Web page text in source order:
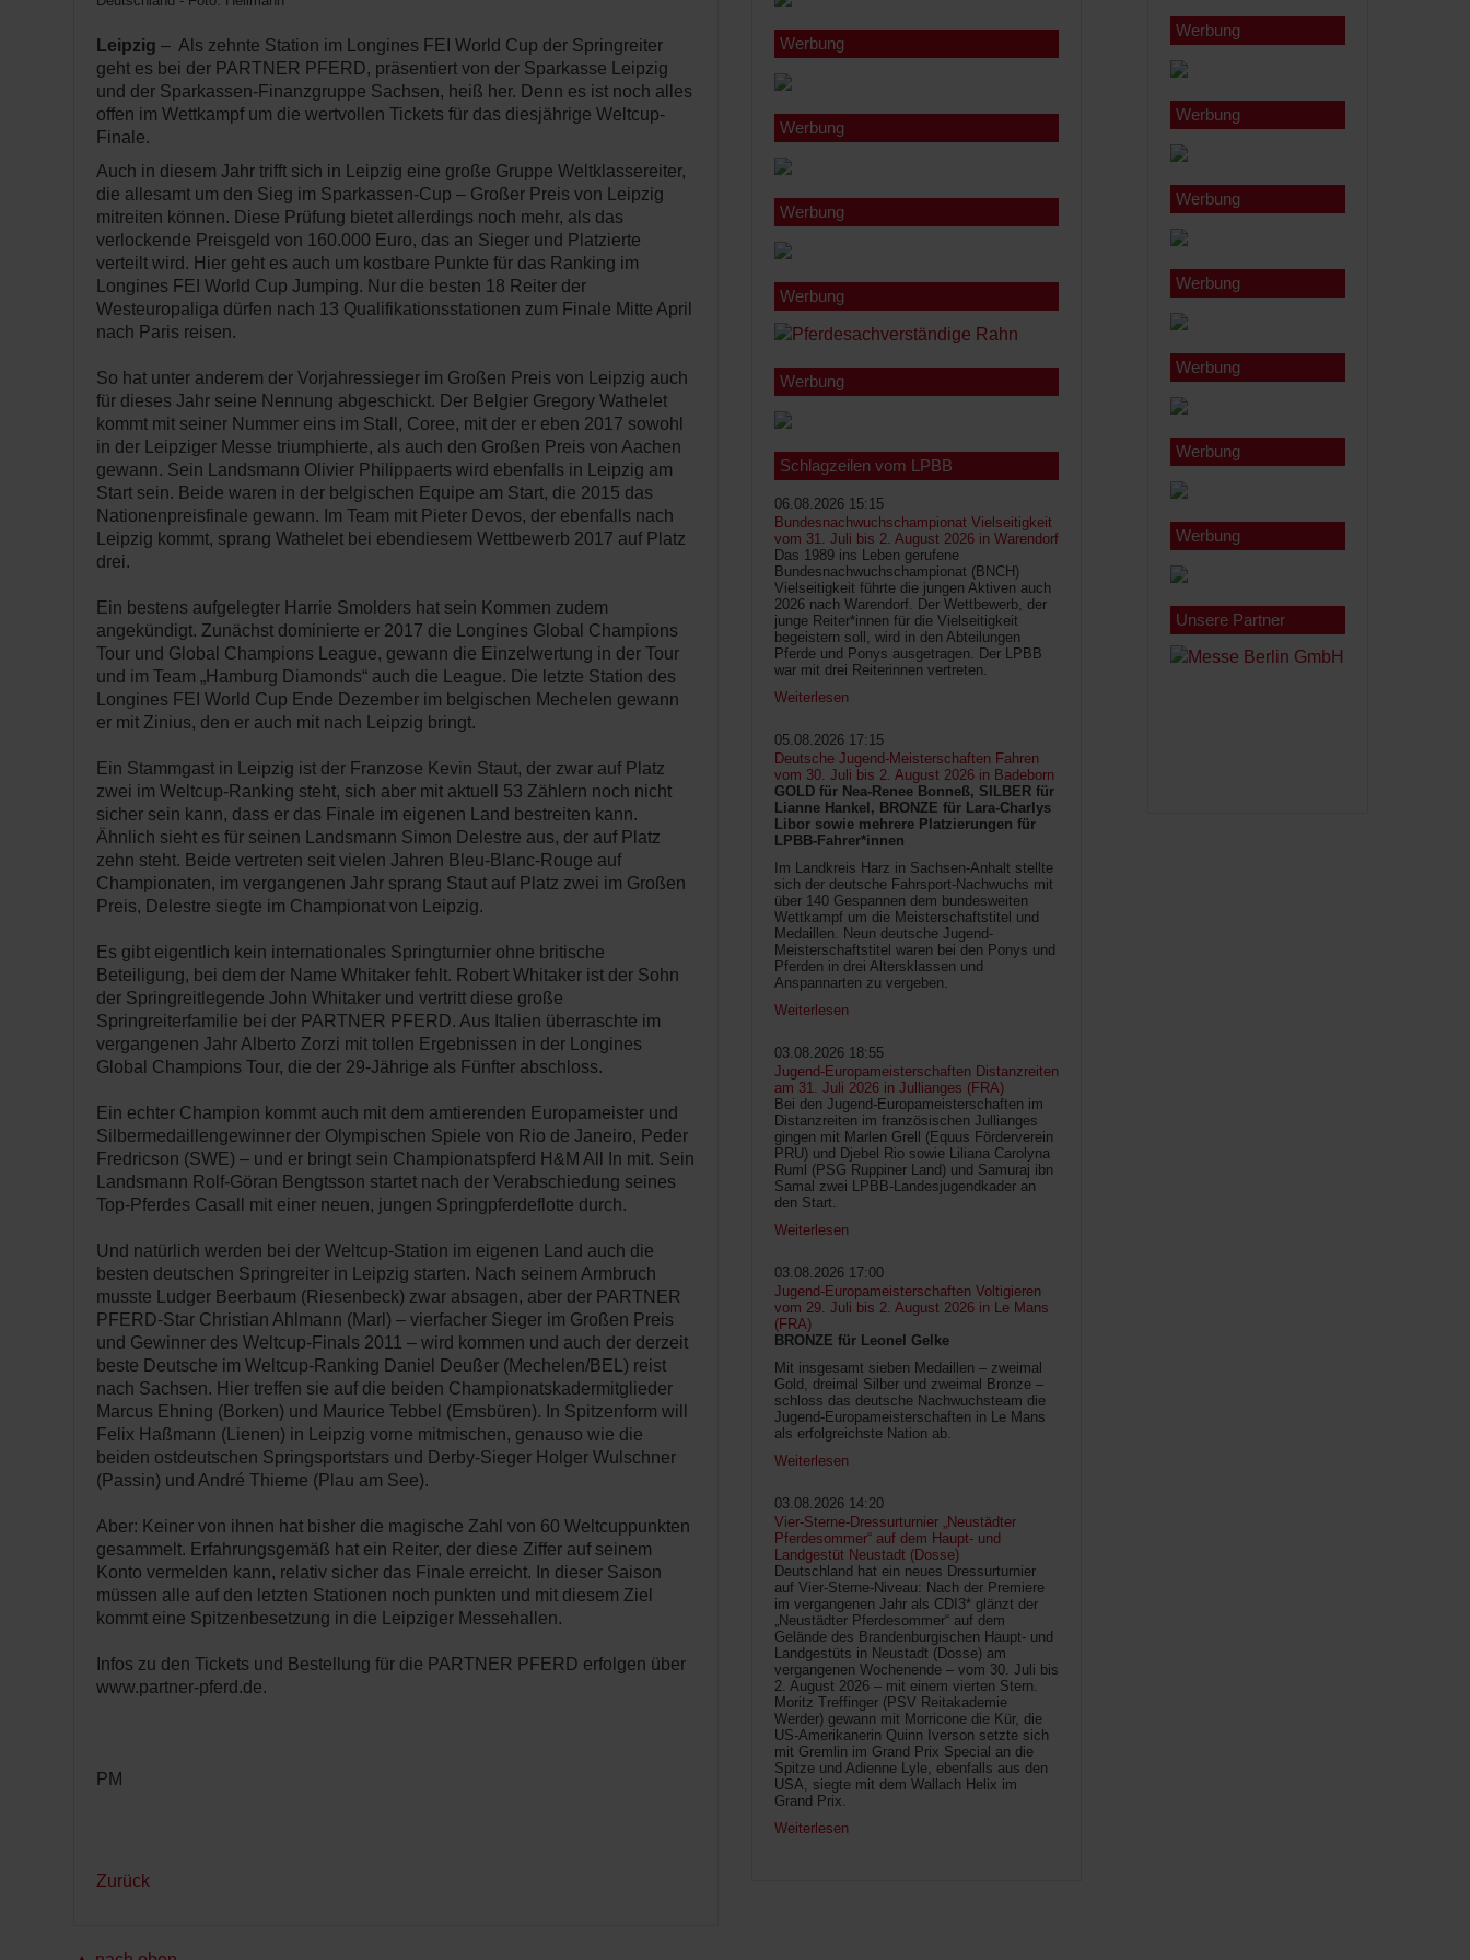
Leipzig – Als zehnte Station im Longines FEI World Cup der Springreiter
geht es bei der PARTNER PFERD, präsentiert von der Sparkasse Leipzig
und der Sparkassen-Finanzgruppe Sachsen, heiß her. Denn es ist noch alles
offen im Wettkampf um die wertvollen Tickets für das diesjährige Weltcup-
Finale.
Auch in diesem Jahr trifft sich in Leipzig eine große Gruppe Weltklassereiter,
die allesamt um den Sieg im Sparkassen-Cup – Großer Preis von Leipzig
mitreiten können. Diese Prüfung bietet allerdings noch mehr, als das
verlockende Preisgeld von 160.000 Euro, das an Sieger und Platzierte
verteilt wird. Hier geht es auch um kostbare Punkte für das Ranking im
Longines FEI World Cup Jumping. Nur die besten 18 Reiter der
Westeuropaliga dürfen nach 13 Qualifikationsstationen zum Finale Mitte April
nach Paris reisen.
So hat unter anderem der Vorjahressieger im Großen Preis von Leipzig auch
für dieses Jahr seine Nennung abgeschickt. Der Belgier Gregory Wathelet
kommt mit seiner Nummer eins im Stall, Coree, mit der er eben 2017 sowohl
in der Leipziger Messe triumphierte, als auch den Großen Preis von Aachen
gewann. Sein Landsmann Olivier Philippaerts wird ebenfalls in Leipzig am
Start sein. Beide waren in der belgischen Equipe am Start, die 2015 das
Nationenpreisfinale gewann. Im Team mit Pieter Devos, der ebenfalls nach
Leipzig kommt, sprang Wathelet bei ebendiesem Wettbewerb 2017 auf Platz
drei.
Ein bestens aufgelegter Harrie Smolders hat sein Kommen zudem
angekündigt. Zunächst dominierte er 2017 die Longines Global Champions
Tour und Global Champions League, gewann die Einzelwertung in der Tour
und im Team „Hamburg Diamonds“ auch die League. Die letzte Station des
Longines FEI World Cup Ende Dezember im belgischen Mechelen gewann
er mit Zinius, den er auch mit nach Leipzig bringt.
Ein Stammgast in Leipzig ist der Franzose Kevin Staut, der zwar auf Platz
zwei im Weltcup-Ranking steht, sich aber mit aktuell 53 Zählern noch nicht
sicher sein kann, dass er das Finale im eigenen Land bestreiten kann.
Ähnlich sieht es für seinen Landsmann Simon Delestre aus, der auf Platz
zehn steht. Beide vertreten seit vielen Jahren Bleu-Blanc-Rouge auf
Championaten, im vergangenen Jahr sprang Staut auf Platz zwei im Großen
Preis, Delestre siegte im Championat von Leipzig.
Es gibt eigentlich kein internationales Springturnier ohne britische
Beteiligung, bei dem der Name Whitaker fehlt. Robert Whitaker ist der Sohn
der Springreitlegende John Whitaker und vertritt diese große
Springreiterfamilie bei der PARTNER PFERD. Aus Italien überraschte im
vergangenen Jahr Alberto Zorzi mit tollen Ergebnissen in der Longines
Global Champions Tour, die der 29-Jährige als Fünfter abschloss.
Ein echter Champion kommt auch mit dem amtierenden Europameister und
Silbermedaillengewinner der Olympischen Spiele von Rio de Janeiro, Peder
Fredricson (SWE) – und er bringt sein Championatspferd H&M All In mit. Sein
Landsmann Rolf-Göran Bengtsson startet nach der Verabschiedung seines
Top-Pferdes Casall mit einer neuen, jungen Springpferdeflotte durch.
Und natürlich werden bei der Weltcup-Station im eigenen Land auch die
besten deutschen Springreiter in Leipzig starten. Nach seinem Armbruch
musste Ludger Beerbaum (Riesenbeck) zwar absagen, aber der PARTNER
PFERD-Star Christian Ahlmann (Marl) – vierfacher Sieger im Großen Preis
und Gewinner des Weltcup-Finals 2011 – wird kommen und auch der derzeit
beste Deutsche im Weltcup-Ranking Daniel Deußer (Mechelen/BEL) reist
nach Sachsen. Hier treffen sie auf die beiden Championatskadermitglieder
Marcus Ehning (Borken) und Maurice Tebbel (Emsbüren). In Spitzenform will
Felix Haßmann (Lienen) in Leipzig vorne mitmischen, genauso wie die
beiden ostdeutschen Springsportstars und Derby-Sieger Holger Wulschner
(Passin) und André Thieme (Plau am See).
Aber: Keiner von ihnen hat bisher die magische Zahl von 60 Weltcuppunkten
gesammelt. Erfahrungsgemäß hat ein Reiter, der diese Ziffer auf seinem
Konto vermelden kann, relativ sicher das Finale erreicht. In dieser Saison
müssen alle auf den letzten Stationen noch punkten und mit diesem Ziel
kommt eine Spitzenbesetzung in die Leipziger Messehallen.
Infos zu den Tickets und Bestellung für die PARTNER PFERD erfolgen über
www.partner-pferd.de.
PM
Zurück
Werbung
Werbung
Werbung
Werbung
Werbung
Schlagzeilen vom LPBB
06.08.2026 15:15
Bundesnachwuchschampionat Vielseitigkeit
vom 31. Juli bis 2. August 2026 in Warendorf
Das 1989 ins Leben gerufene
Bundesnachwuchschampionat (BNCH)
Vielseitigkeit führte die jungen Aktiven auch
2026 nach Warendorf. Der Wettbewerb, der
junge Reiter*innen für die Vielseitigkeit
begeistern soll, wird in den Abteilungen
Pferde und Ponys ausgetragen. Der LPBB
war mit drei Reiterinnen vertreten.
Weiterlesen
05.08.2026 17:15
Deutsche Jugend-Meisterschaften Fahren
vom 30. Juli bis 2. August 2026 in Badeborn
GOLD für Nea-Renee Bonneß, SILBER für
Lianne Hankel, BRONZE für Lara-Charlys
Libor sowie mehrere Platzierungen für
LPBB-Fahrer*innen
Im Landkreis Harz in Sachsen-Anhalt stellte
sich der deutsche Fahrsport-Nachwuchs mit
über 140 Gespannen dem bundesweiten
Wettkampf um die Meisterschaftstitel und
Medaillen. Neun deutsche Jugend-
Meisterschaftstitel waren bei den Ponys und
Pferden in drei Altersklassen und
Anspannarten zu vergeben.
Weiterlesen
03.08.2026 18:55
Jugend-Europameisterschaften Distanzreiten
am 31. Juli 2026 in Jullianges (FRA)
Bei den Jugend-Europameisterschaften im
Distanzreiten im französischen Jullianges
gingen mit Marlen Grell (Equus Förderverein
PRU) und Djebel Rio sowie Liliana Carolyna
Ruml (PSG Ruppiner Land) und Samuraj ibn
Samal zwei LPBB-Landesjugendkader an
den Start.
Weiterlesen
03.08.2026 17:00
Jugend-Europameisterschaften Voltigieren
vom 29. Juli bis 2. August 2026 in Le Mans
(FRA)
BRONZE für Leonel Gelke
Mit insgesamt sieben Medaillen – zweimal
Gold, dreimal Silber und zweimal Bronze –
schloss das deutsche Nachwuchsteam die
Jugend-Europameisterschaften in Le Mans
als erfolgreichste Nation ab.
Weiterlesen
03.08.2026 14:20
Vier-Sterne-Dressurturnier „Neustädter
Pferdesommer“ auf dem Haupt- und
Landgestüt Neustadt (Dosse)
Deutschland hat ein neues Dressurturnier
auf Vier-Sterne-Niveau: Nach der Premiere
im vergangenen Jahr als CDI3* glänzt der
„Neustädter Pferdesommer“ auf dem
Gelände des Brandenburgischen Haupt- und
Landgestüts in Neustadt (Dosse) am
vergangenen Wochenende – vom 30. Juli bis
2. August 2026 – mit einem vierten Stern.
Moritz Treffinger (PSV Reitakademie
Werder) gewann mit Morricone die Kür, die
US-Amerikanerin Quinn Iverson setzte sich
mit Gremlin im Grand Prix Special an die
Spitze und Adienne Lyle, ebenfalls aus den
USA, siegte mit dem Wallach Helix im
Grand Prix.
Weiterlesen
Werbung
Werbung
Werbung
Werbung
Werbung
Werbung
Werbung
Unsere Partner